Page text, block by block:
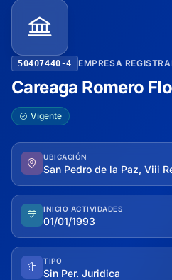
50407440-4 EMPRESA
Careaga Romero
Vigente
UBICACIÓN
San Pedro de la Paz, Viii
INICIO ACTIVIDADES
01/01/1993
TIPO
Sin Per. Juridica